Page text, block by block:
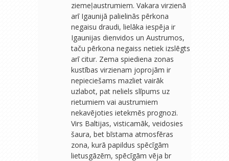
ziemeļaustrumiem. Vakara virzienā
arī Igaunijā palielinās pērkona
negaisu draudi, lielāka iespēja ir
Igaunijas dienvidos un Austrumos,
taču pērkona negaiss netiek izslēgts
arī citur. Zema spiediena zonas
kustības virzienam joprojām ir
nepieciešams mazliet vairāk
uzlabot, pat neliels slīpums uz
rietumiem vai austrumiem
nekavējoties ietekmēs prognozi.
Virs Baltijas, visticamāk, veidosies
šaura, bet bīstama atmosfēras
zona, kurā papildus spēcīgām
lietusgāzēm, spēcīgām vēja br